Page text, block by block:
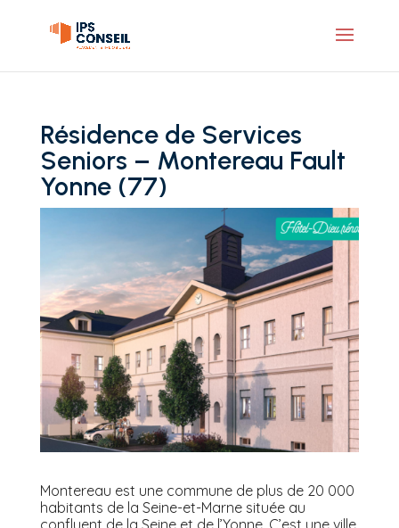
Résidence de Services
Seniors – Montereau Fault
Yonne (77)
Montereau est une commune de plus de 20 000
habitants de la Seine-et-Marne située au